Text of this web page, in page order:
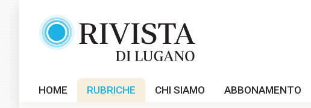
HOME RUBRICHE CHI SIAMO ABBONAMENTO